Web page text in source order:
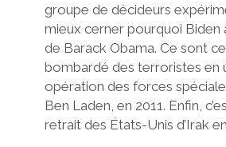
groupe de décideurs
mieux cerner pourquoi Biden
de Barack Obama. Ce sont
bombardé des terroristes en
opération des forces
Ben Laden, en 2011. Enfin,
retrait des États-Unis d’Irak